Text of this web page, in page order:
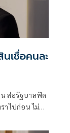
นเชื่อคนละ
าไปก่อน ไม่